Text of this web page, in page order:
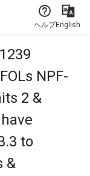
ヘルプEnglish
NPF-
2 &
to
&